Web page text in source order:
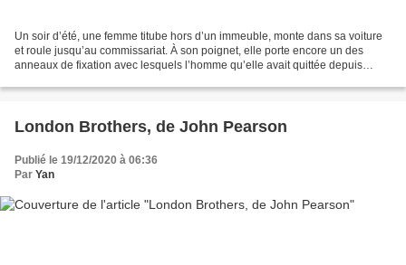
Un soir d’été, une femme titube hors d’un immeuble, monte dans sa voiture
et roule jusqu’au commissariat. À son poignet, elle porte encore un des
anneaux de fixation avec lesquels l’homme qu’elle avait quittée depuis
London Brothers, de John Pearson
Publié le 19/12/2020 à 06:36
Par Yan